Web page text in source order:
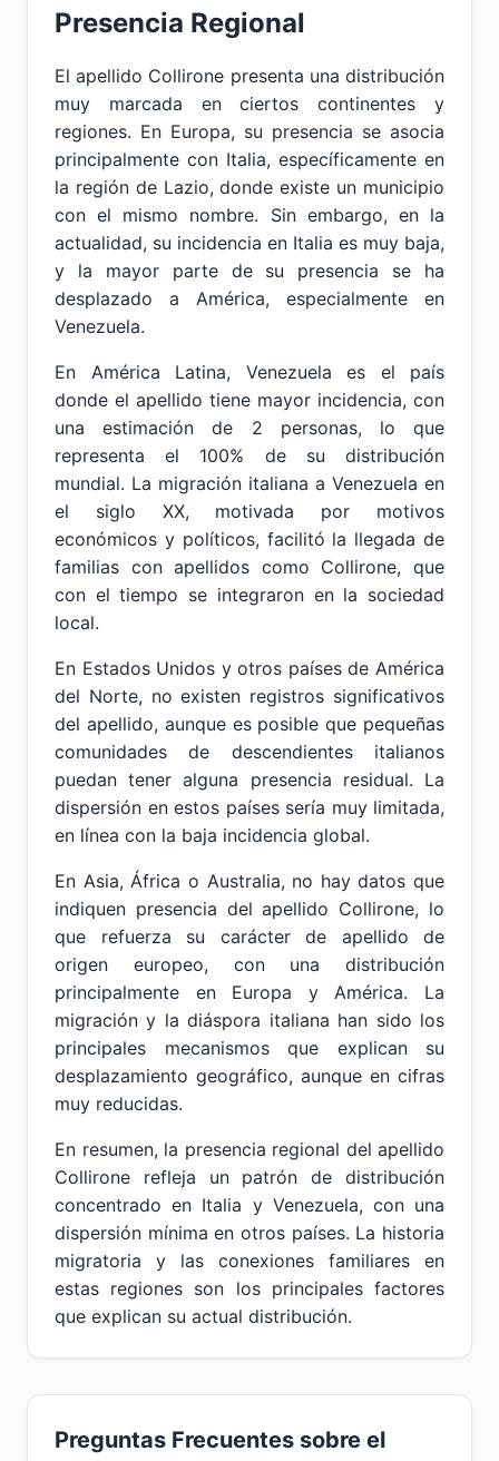
Presencia Regional
El apellido Collirone presenta una distribución
muy marcada en ciertos continentes y
regiones. En Europa, su presencia se asocia
principalmente con Italia, específicamente en
la región de Lazio, donde existe un municipio
con el mismo nombre. Sin embargo, en la
actualidad, su incidencia en Italia es muy baja,
y la mayor parte de su presencia se ha
desplazado a América, especialmente en
Venezuela.
En América Latina, Venezuela es el país
donde el apellido tiene mayor incidencia, con
una estimación de 2 personas, lo que
representa el 100% de su distribución
mundial. La migración italiana a Venezuela en
el siglo XX, motivada por motivos
económicos y políticos, facilitó la llegada de
familias con apellidos como Collirone, que
con el tiempo se integraron en la sociedad
local.
En Estados Unidos y otros países de América
del Norte, no existen registros significativos
del apellido, aunque es posible que pequeñas
comunidades de descendientes italianos
puedan tener alguna presencia residual. La
dispersión en estos países sería muy limitada,
en línea con la baja incidencia global.
En Asia, África o Australia, no hay datos que
indiquen presencia del apellido Collirone, lo
que refuerza su carácter de apellido de
origen europeo, con una distribución
principalmente en Europa y América. La
migración y la diáspora italiana han sido los
principales mecanismos que explican su
desplazamiento geográfico, aunque en cifras
muy reducidas.
En resumen, la presencia regional del apellido
Collirone refleja un patrón de distribución
concentrado en Italia y Venezuela, con una
dispersión mínima en otros países. La historia
migratoria y las conexiones familiares en
estas regiones son los principales factores
que explican su actual distribución.
Preguntas Frecuentes sobre el